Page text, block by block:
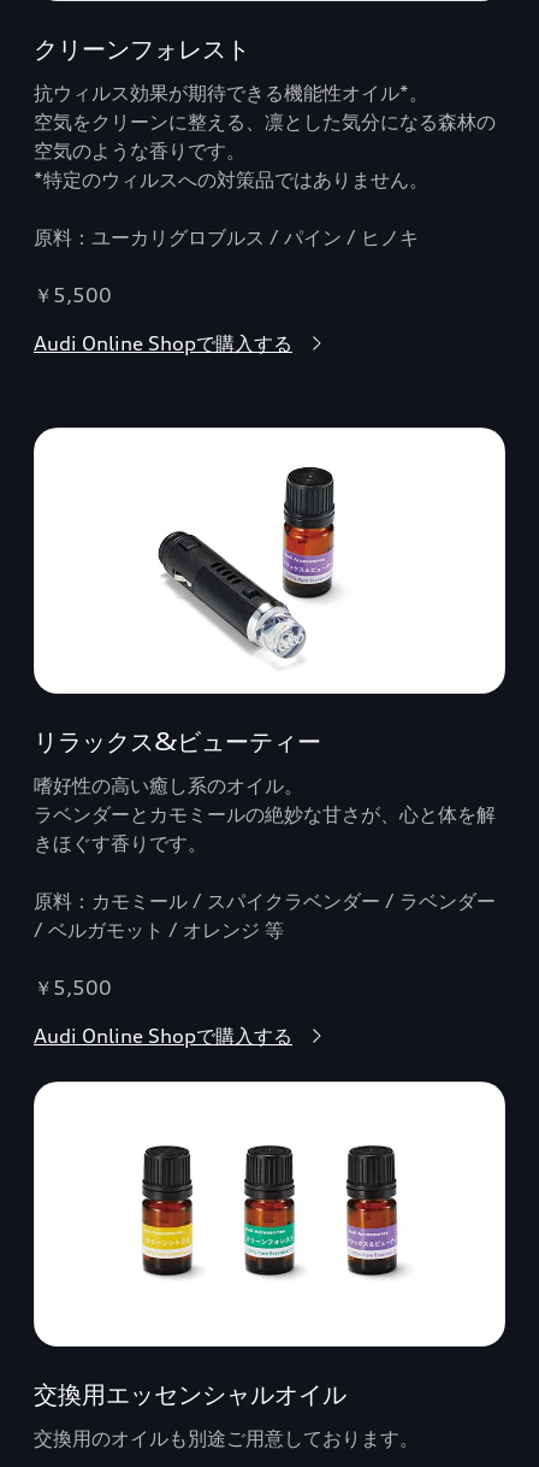
クリーンフォレスト
抗ウィルス効果が期待できる機能性オイル*。
空気をクリーンに整える、凛とした気分になる森林の
空気のような香りです。
*特定のウィルスへの対策品ではありません。
原料：ユーカリグロブルス / パイン / ヒノキ
￥5,500
Audi Online Shopで購入する
リラックス&ビューティー
嗜好性の高い癒し系のオイル。
ラベンダーとカモミールの絶妙な甘さが、心と体を解
きほぐす香りです。
原料：カモミール / スパイクラベンダー / ラベンダー
/ ベルガモット / オレンジ 等
￥5,500
Audi Online Shopで購入する
交換用エッセンシャルオイル
交換用のオイルも別途ご用意しております。